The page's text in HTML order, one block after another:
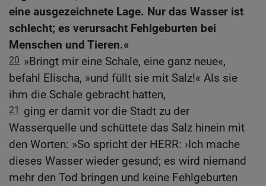
eine ausgezeichnete Lage. Nur das Wasser ist
schlecht; es verursacht Fehlgeburten bei
Menschen und Tieren.«
20 »Bringt mir eine Schale, eine ganz neue«,
befahl Elischa, »und füllt sie mit Salz!« Als sie
ihm die Schale gebracht hatten,
21 ging er damit vor die Stadt zu der
Wasserquelle und schüttete das Salz hinein mit
den Worten: »So spricht der HERR: ›Ich mache
dieses Wasser wieder gesund; es wird niemand
mehr den Tod bringen und keine Fehlgeburten